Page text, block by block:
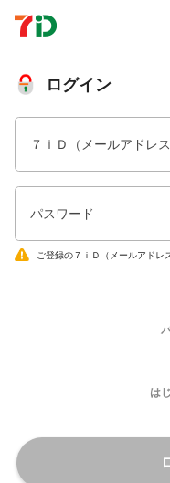
ログイン
７ｉＤ（メールアドレ
パスワード
ご登録の７ｉＤ（メールアドレ
は